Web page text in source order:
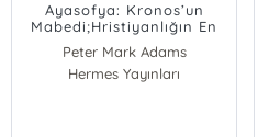
Ayasofya: Kronos’un
Mabedi;Hristiyanlığın En
Görkemli Kilisesinin
Pagan Kökenleri
Peter Mark Adams
Hermes Yayınları